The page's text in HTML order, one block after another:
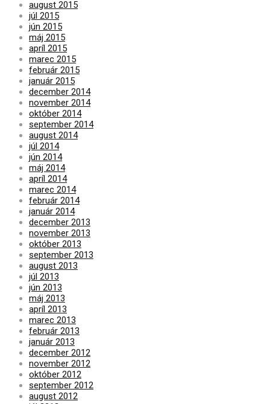
august 2015
júl 2015
jún 2015
máj 2015
apríl 2015
marec 2015
február 2015
január 2015
december 2014
november 2014
október 2014
september 2014
august 2014
júl 2014
jún 2014
máj 2014
apríl 2014
marec 2014
február 2014
január 2014
december 2013
november 2013
október 2013
september 2013
august 2013
júl 2013
jún 2013
máj 2013
apríl 2013
marec 2013
február 2013
január 2013
december 2012
november 2012
október 2012
september 2012
august 2012